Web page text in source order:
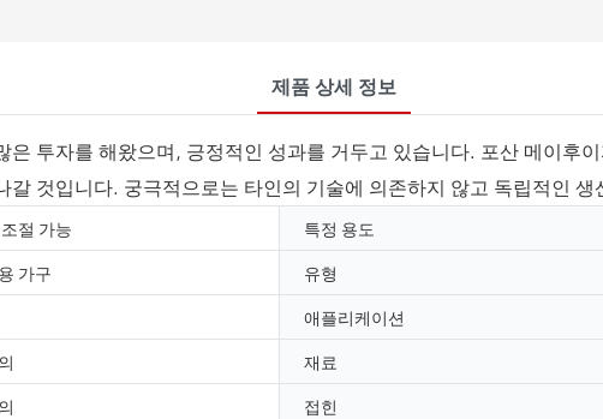
제품 상세 정보
투자를 해왔으며, 긍정적인 성과를 거두고 있습니다. 포산 메이후
것입니다. 궁극적으로는 타인의 기술에 의존하지 않고 독립적인
절 가능 특정 용도
가구 유형
애플리케이션
재료
접힌